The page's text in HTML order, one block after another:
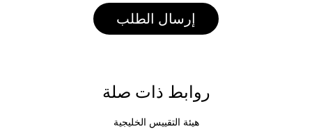
إرسال الطلب
روابط ذات صلة
هيئة التقييس الخليجية